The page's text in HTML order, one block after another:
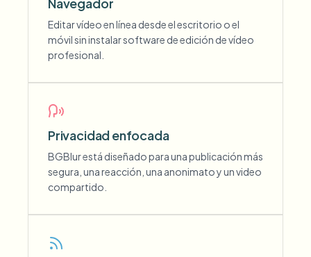
Navegador
Editar vídeo en línea desde el escritorio o el
móvil sin instalar software de edición de vídeo
profesional.
Privacidad enfocada
BGBlur está diseñado para una publicación más
segura, una reacción, una anonimato y un video
compartido.